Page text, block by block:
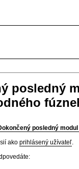
posledný
posledný
ako prihlásený užívateľ.